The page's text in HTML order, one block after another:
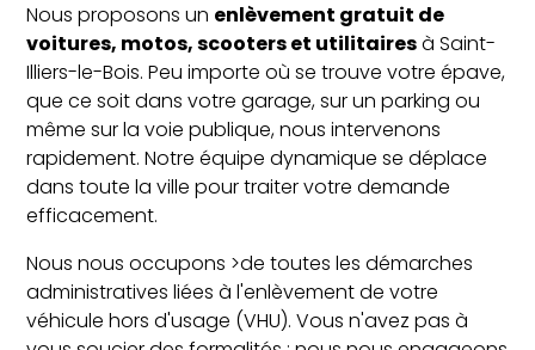
Nous proposons un enlèvement gratuit de
voitures, motos, scooters et utilitairesà Saint-
Illiers-le-Bois. Peu importe où se trouve votre épave,
que ce soit dans votre garage, sur un parking ou
même sur la voie publique, nous intervenons
rapidement. Notre équipe dynamique se déplace
dans toute la ville pour traiter votre demande
efficacement.
Nous nous occupons >de toutes les démarches
administratives liées à l'enlèvement de votre
véhicule hors d'usage (VHU). Vous n'avez pas à